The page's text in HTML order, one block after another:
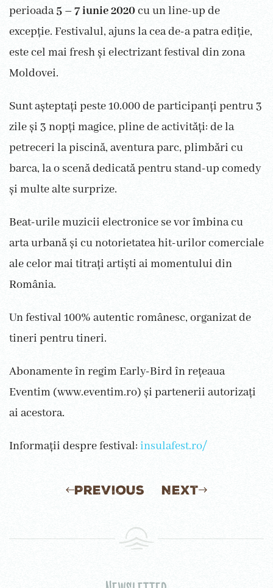
perioada5 – 7 iunie 2020 cu un line-up de
excepție. Festivalul, ajuns la cea de-a patra ediție,
este cel mai fresh și electrizant festival din zona
Moldovei.
Sunt așteptați peste 10.000 de participanți pentru 3
zile și 3 nopți magice, pline de activități: de la
petreceri la piscină, aventura parc, plimbări cu
barca, la o scenă dedicată pentru stand-up comedy
și multe alte surprize.
Beat-urile muzicii electronice se vor îmbina cu
arta urbană și cu notorietatea hit-urilor comerciale
ale celor mai titrați artiști ai momentului din
România.
Un festival 100% autentic românesc, organizat de
tineri pentru tineri.
Abonamente în regim Early-Bird în rețeaua
Eventim (www.eventim.ro) și partenerii autorizați
ai acestora.
Informații despre festival: insulafest.ro/
Previous Next